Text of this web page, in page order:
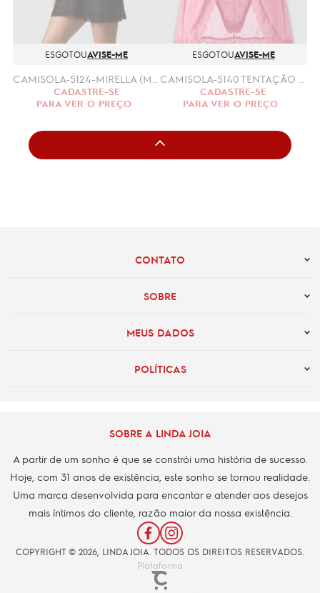
ESGOTOUAVISE-ME
CADASTRE-SE
PARA VER O PREÇO
ESGOTOUAVISE-ME
CADASTRE-SE
PARA VER O PREÇO
CONTATO
SOBRE
MEUS DADOS
POLÍTICAS
SOBRE A LINDA JOIA
A partir de um sonho é que se constrói uma história de sucesso.
Hoje, com 31 anos de existência, este sonho se tornou realidade.
Uma marca desenvolvida para encantar e atender aos desejos
mais íntimos do cliente, razão maior da nossa existência.
COPYRIGHT © 2026, LINDA JOIA. TODOS OS DIREITOS RESERVADOS.
Plataforma